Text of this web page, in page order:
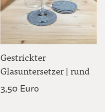
Gestrickter
Glasuntersetzer | rund
3,50 Euro